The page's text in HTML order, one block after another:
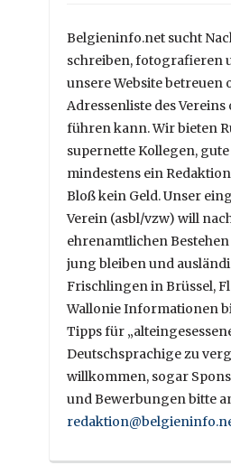
Belgieninfo.net sucht
schreiben, fotografieren
unsere Website betreuen
Adressenliste des
führen kann. Wir bieten
supernette Kollegen,
mindestens ein
Bloß kein Geld. Unser
Verein (asbl/vzw) will
ehrenamtlichen
jung bleiben und
Frischlingen in Brüssel,
Wallonie Informationen
Tipps für
Deutschsprachige zu
willkommen, sogar
und Bewerbungen bitte